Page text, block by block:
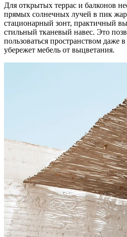
Для открытых террас и балконов
прямых солнечных лучей в пик
стационарный зонт, практичный
стильный тканевый навес. Это
пользоваться пространством даже
убережет мебель от выцветания.